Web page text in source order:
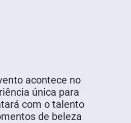
acontece no
única para
com o talento
de beleza